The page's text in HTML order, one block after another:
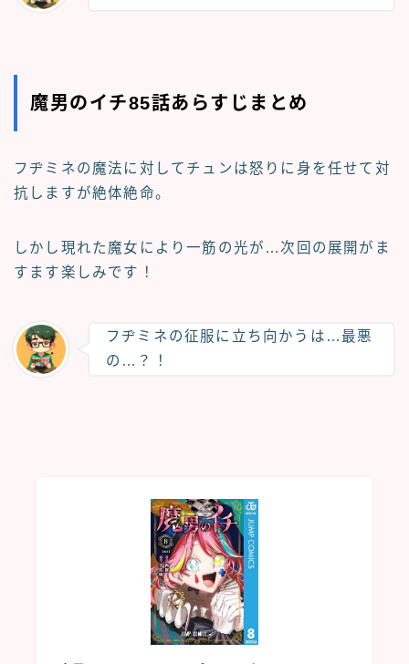
魔男のイチ85話あらすじまとめ
フヂミネの魔法に対してチュンは怒りに身を任せて対
抗しますが絶体絶命。
しかし現れた魔女により一筋の光が…次回の展開がま
すます楽しみです！
フヂミネの征服に立ち向かうは…最悪
の…？！